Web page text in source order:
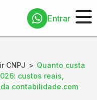
Entrar
CNPJ
Quanto custa
custos reais,
contabilidade.com